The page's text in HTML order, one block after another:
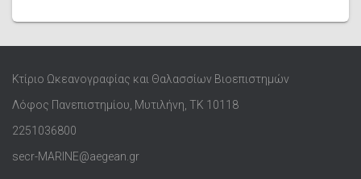
Κτίριο Ωκεανογραφίας και Θαλασσίων Βιοεπιστημών
Λόφος Πανεπιστημίου, Μυτιλήνη, ΤΚ 10118
2251036800
secr-MARINE@aegean.gr